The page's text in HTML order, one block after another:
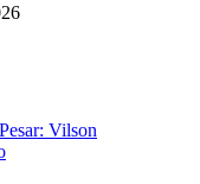
Vilson